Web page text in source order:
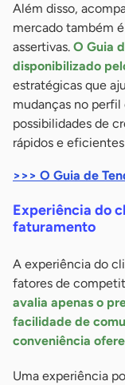
Além disso,
mercado também
assertivas. O Guia
disponibilizado
estratégicas que
mudanças no
possibilidades de
rápidos e
>>> O Guia de
Experiência do
faturamento
A experiência do
fatores de
avalia apenas o
facilidade de
conveniência
Uma experiência